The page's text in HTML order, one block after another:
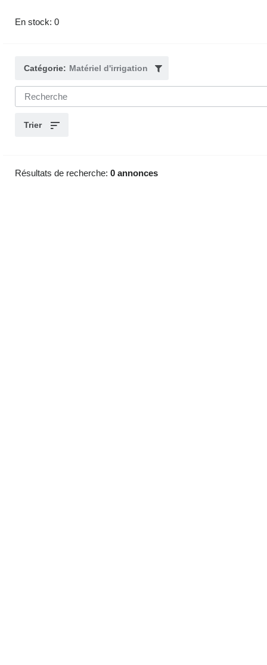
En stock: 0
Catégorie: Matériel d'irrigation
Trier
Résultats de recherche: 0 annonces